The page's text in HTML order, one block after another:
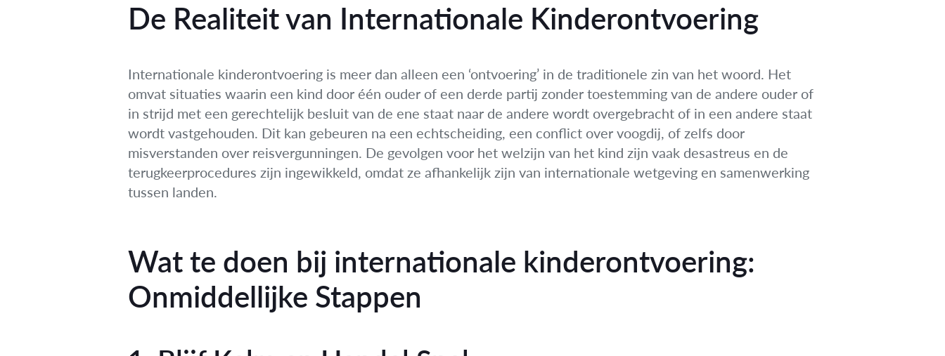
De Realiteit van Internationale Kinderontvoering
Internationale kinderontvoering is meer dan alleen een ‘ontvoering’ in de traditionele zin van het woord. Het
omvat situaties waarin een kind door één ouder of een derde partij zonder toestemming van de andere ouder of
in strijd met een gerechtelijk besluit van de ene staat naar de andere wordt overgebracht of in een andere staat
wordt vastgehouden. Dit kan gebeuren na een echtscheiding, een conflict over voogdij, of zelfs door
misverstanden over reisvergunningen. De gevolgen voor het welzijn van het kind zijn vaak desastreus en de
terugkeerprocedures zijn ingewikkeld, omdat ze afhankelijk zijn van internationale wetgeving en samenwerking
tussen landen.
Wat te doen bij internationale kinderontvoering:
Onmiddellijke Stappen